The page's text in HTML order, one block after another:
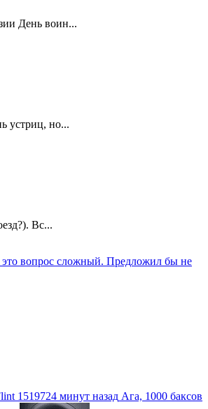
День воин...
устриц, но...
Вс...
это вопрос сложный. Предложил бы не
1519724 минут назад Ага, 1000 баксов